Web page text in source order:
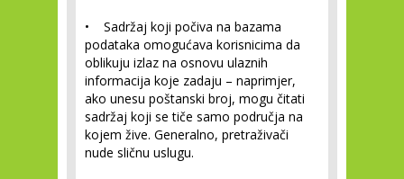
• Sadržaj koji počiva na bazama
podataka omogućava korisnicima da
oblikuju izlaz na osnovu ulaznih
informacija koje zadaju – naprimjer,
ako unesu poštanski broj, mogu čitati
sadržaj koji se tiče samo područja na
kojem žive. Generalno, pretraživači
nude sličnu uslugu.